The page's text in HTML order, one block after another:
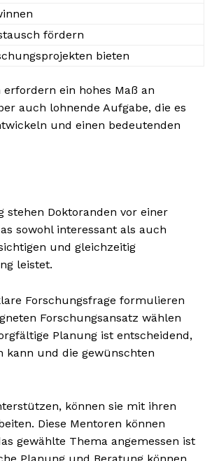
fördern
bieten
ein hohes Maß an
auch lohnende Aufgabe, die es
und einen bedeutenden
stehen Doktoranden vor einer
sowohl interessant als auch
und gleichzeitig
leistet.
Forschungsfrage formulieren
Forschungsansatz wählen
Planung ist entscheidend,
kann und die gewünschten
können sie mit ihren
Diese Mentoren können
gewählte Thema angemessen ist